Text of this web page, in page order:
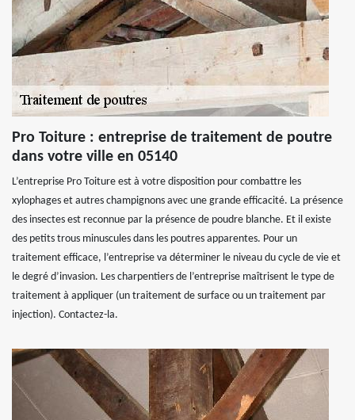
Pro Toiture : entreprise de traitement de poutre
dans votre ville en 05140
L’entreprise Pro Toiture est à votre disposition pour combattre les
xylophages et autres champignons avec une grande efficacité. La présence
des insectes est reconnue par la présence de poudre blanche. Et il existe
des petits trous minuscules dans les poutres apparentes. Pour un
traitement efficace, l’entreprise va déterminer le niveau du cycle de vie et
le degré d’invasion. Les charpentiers de l’entreprise maîtrisent le type de
traitement à appliquer (un traitement de surface ou un traitement par
injection). Contactez-la.